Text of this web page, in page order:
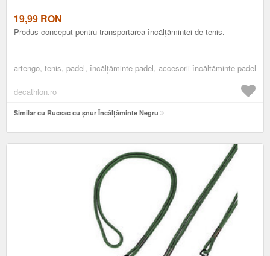
19,99 RON
Produs conceput pentru transportarea încălțămintei de tenis.
artengo, tenis, padel, încălțăminte padel, accesorii încăltăminte padel
decathlon.ro
Similar cu Rucsac cu șnur Încălțăminte Negru